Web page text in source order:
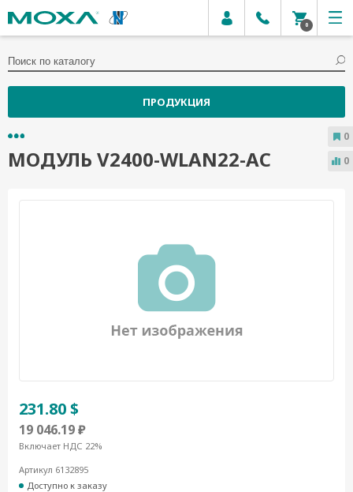
0
ПРОДУКЦИЯ
МОДУЛЬ V2400-WLAN22-AC
231.80 $
19 046.19 ₽
Включает НДС 22%
Артикул 6132895
Доступно к заказу
0
0